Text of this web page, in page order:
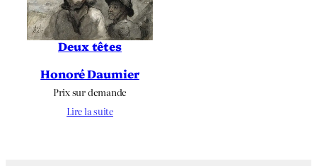
Deux têtes
Honoré Daumier
Prix sur demande
Lire la suite